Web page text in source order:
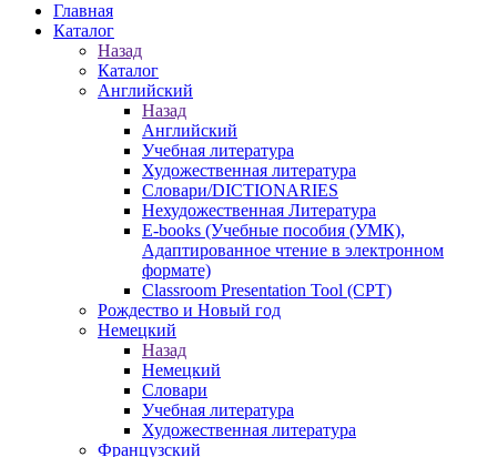
Главная
Каталог
Назад
Каталог
Английский
Назад
Английский
Учебная литература
Художественная литература
Словари/DICTIONARIES
Нехудожественная Литература
E-books (Учебные пособия (УМК),
Адаптированное чтение в электронном
формате)
Classroom Presentation Tool (CPT)
Рождество и Новый год
Немецкий
Назад
Немецкий
Словари
Учебная литература
Художественная литература
Французский